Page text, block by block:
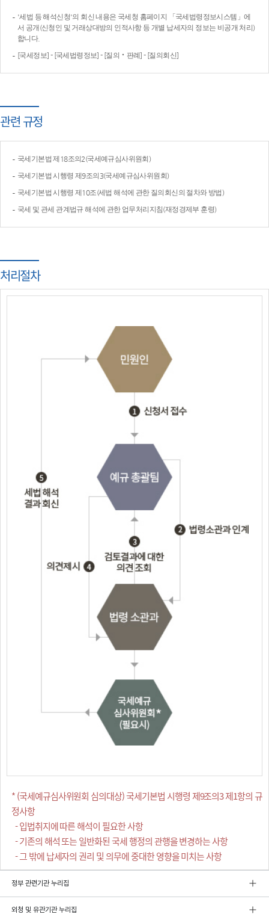
'세법 등 해석신청'의 회신 내용은 국세청 홈페이지 「국세법령정보시스템」에
서 공개(신청인 및 거래상대방의 인적사항 등 개별 납세자의 정보는 비공개 처리)
합니다.
[국세정보] - [국세법령정보] - [질의‧판례] - [질의회신]
관련 규정
국세기본법 제18조의2(국세예규심사위원회)
국세기본법 시행령 제9조의3(국세예규심사위원회)
국세기본법 시행령 제10조(세법 해석에 관한 질의회신의 절차와 방법)
국세 및 관세 관계법규 해석에 관한 업무처리지침(재정경제부 훈령)
처리절차
* (국세예규심사위원회 심의대상) 국세기본법 시행령 제9조의3 제1항의 규
정사항
- 입법취지에 따른 해석이 필요한 사항
- 기존의 해석 또는 일반화된 국세 행정의 관행을 변경하는 사항
- 그 밖에 납세자의 권리 및 의무에 중대한 영향을 미치는 사항
정부 관련기관 누리집
외청 및 유관기관 누리집